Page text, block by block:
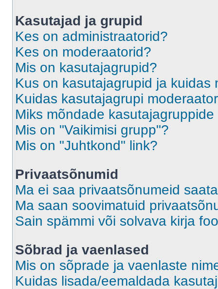
Kasutajad ja grupid
Kes on administraatorid?
Kes on moderaatorid?
Mis on kasutajagrupid?
Kus on kasutajagrupid ja kuidas
Kuidas kasutajagrupi
Miks mõndade
Mis on "Vaikimisi grupp"?
Mis on "Juhtkond" link?
Privaatsõnumid
Ma ei saa privaatsõnumeid
Ma saan soovimatuid
Sain spämmi või solvava kirja
Sõbrad ja vaenlased
Mis on sõprade ja vaenlaste
Kuidas lisada/eemaldada